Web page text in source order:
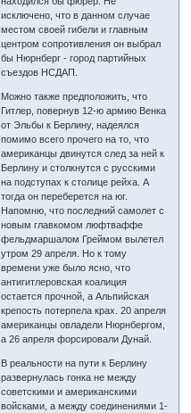
исключено, что в данном случае
местом своей гибели и главным
центром сопротивления он выбрал
бы Нюрнберг - город партийных
съездов НСДАП.
Можно также предположить, что
Гитлер, повернув 12-ю армию Венка
от Эльбы к Берлину, надеялся
помимо всего прочего на то, что
американцы двинутся след за ней к
Берлину и столкнутся с русскими
на подступах к столице рейха. А
тогда он переберется на юг.
Напомню, что последний самолет с
новым главкомом люфтваффе
фельдмаршалом Греймом вылетел
утром 29 апреля. Но к тому
времени уже было ясно, что
антигитлеровская коалиция
остается прочной, а Альпийская
крепость потерпела крах. 20 апреля
американцы овладели Нюрнбергом,
а 26 апреля форсировали Дунай.
В реальности на пути к Берлину
развернулась гонка не между
советскими и американскими
войсками, а между соединениями 1-